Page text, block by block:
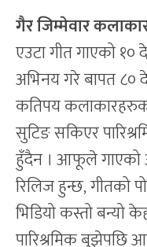
गैर जिम्मेवार
एउटा गीत गाएको १०
अभिनय गरे बापत ८०
कतिपय
सुटिङ सकिएर
हुँदैन । आफूले गाएको
रिलिज हुन्छ, गीतको
भिडियो कस्तो बन्यो
पारिश्रमिक बुझेपछि